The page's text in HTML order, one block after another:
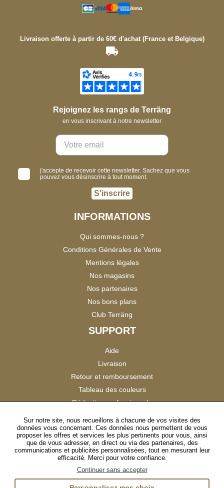
Livraison offerte à partir de 60€ d'achat (France et Belgique)
Rejoignez les rangs de Terräng
en vous inscrivant à notre newsletter
j'accepte de recevoir cette newsletter. Sachez que vous
pouvez vous désinscrire à tout moment.
S'inscrire
INFORMATIONS
Qui sommes-nous ?
Conditions Générales de Vente
Mentions légales
Nos magasins
Nos partenaires
Nos bons plans
Club Terräng
SUPPORT
Aide
Livraison
Retour et remboursement
Tableau des couleurs
Réduction professionnels
Satisfaction Clients
SUIVEZ-NOUS
Sur notre site, nous recueillons à chacune de vos visites des
données vous concernant. Ces données nous permettent de vous
proposer les offres et services les plus pertinents pour vous, ainsi
que de vous adresser, en direct ou via des partenaires, des
communications et publicités personnalisées, tout en mesurant leur
efficacité. Merci pour votre confiance.
Continuer sans accepter